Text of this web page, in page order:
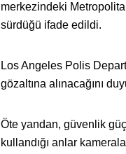
merkezindeki
sürdüğü ifade edildi.
Los Angeles Polis
gözaltına alınacağını
Öte yandan, güvenlik
kullandığı anlar